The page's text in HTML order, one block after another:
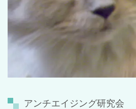
アンチエイジング研究会